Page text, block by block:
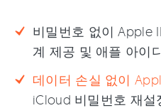
비밀번호 없이 Apple
계 제공 및 애플 아이
데이터 손실 없이
iCloud 비밀번호 재설